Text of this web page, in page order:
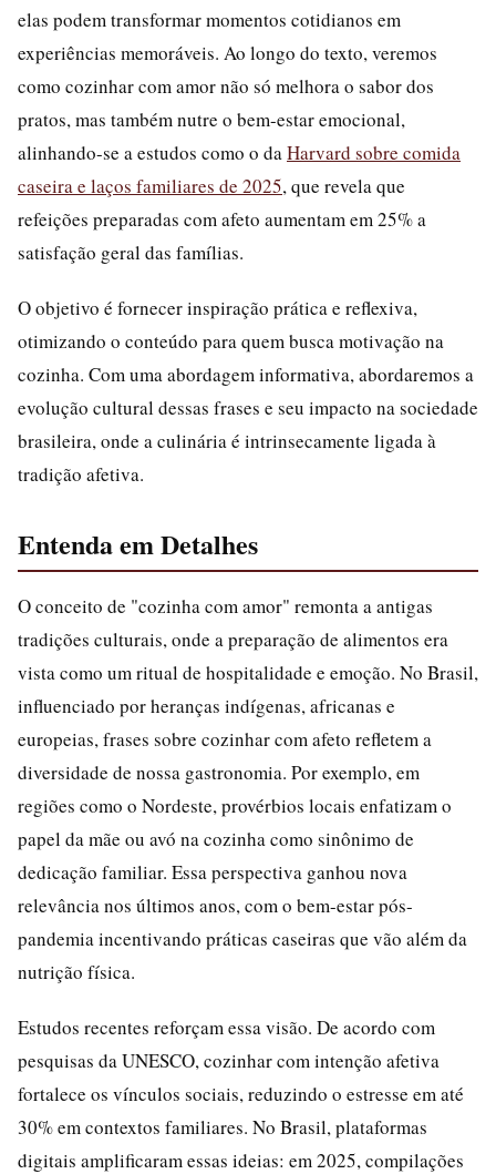
elas podem transformar momentos cotidianos em
experiências memoráveis. Ao longo do texto, veremos
como cozinhar com amor não só melhora o sabor dos
pratos, mas também nutre o bem-estar emocional,
alinhando-se a estudos como o daHarvard sobre comida
caseira e laços familiares de 2025, que revela que
refeições preparadas com afeto aumentam em 25% a
satisfação geral das famílias.
O objetivo é fornecer inspiração prática e reflexiva,
otimizando o conteúdo para quem busca motivação na
cozinha. Com uma abordagem informativa, abordaremos a
evolução cultural dessas frases e seu impacto na sociedade
brasileira, onde a culinária é intrinsecamente ligada à
tradição afetiva.
Entenda em Detalhes
O conceito de "cozinha com amor" remonta a antigas
tradições culturais, onde a preparação de alimentos era
vista como um ritual de hospitalidade e emoção. No Brasil,
influenciado por heranças indígenas, africanas e
europeias, frases sobre cozinhar com afeto refletem a
diversidade de nossa gastronomia. Por exemplo, em
regiões como o Nordeste, provérbios locais enfatizam o
papel da mãe ou avó na cozinha como sinônimo de
dedicação familiar. Essa perspectiva ganhou nova
relevância nos últimos anos, com o bem-estar pós-
pandemia incentivando práticas caseiras que vão além da
nutrição física.
Estudos recentes reforçam essa visão. De acordo com
pesquisas da UNESCO, cozinhar com intenção afetiva
fortalece os vínculos sociais, reduzindo o estresse em até
30% em contextos familiares. No Brasil, plataformas
digitais amplificaram essas ideias: em 2025, compilações